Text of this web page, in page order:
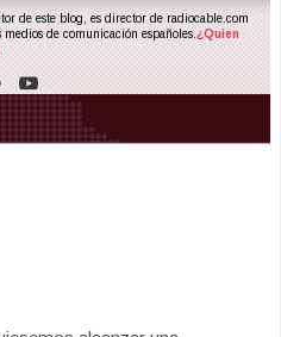
de este blog, es director de radiocable.com
de comunicación españoles. ¿Quien